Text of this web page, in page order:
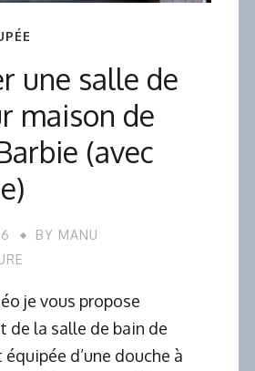
une salle de
maison de
(avec
BY MANU
je vous propose
de la salle de bain de
d’une douche à